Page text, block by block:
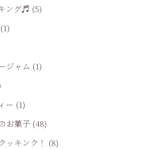
ング♬ (5)
(1)
ジャム (1)
ー (1)
お菓子(48)
ッキンク！ (8)